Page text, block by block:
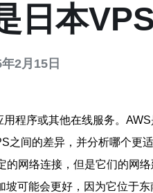
日本
2月15日
程序或其他在线服务。
间的差异，并分析哪个更适
网络连接，但是它们的网
可能会更好，因为它位于